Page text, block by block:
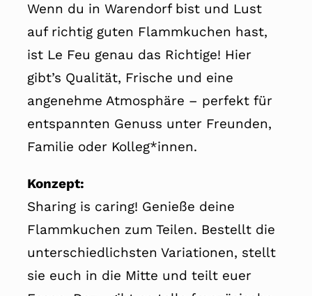
Wenn du in Warendorf bist und Lust
auf richtig guten Flammkuchen hast,
ist Le Feu genau das Richtige! Hier
gibt’s Qualität, Frische und eine
angenehme Atmosphäre – perfekt für
entspannten Genuss unter Freunden,
Familie oder Kolleg*innen.
Konzept:
Sharing is caring! Genieße deine
Flammkuchen zum Teilen. Bestellt die
unterschiedlichsten Variationen, stellt
sie euch in die Mitte und teilt euer